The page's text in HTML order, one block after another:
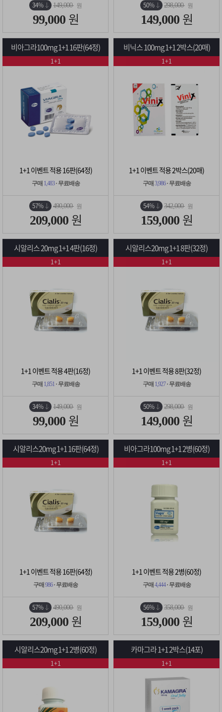
34% 149,000 원
99,000 원
50% 298,000 원
149,000 원
비아그라100mg 1+1 16판(64정)
1+1 이벤트 적용 16판(64정)
구매 1,483· 무료배송
57% 490,000 원
209,000 원
1+1
비닉스 100mg 1+1 2박스(20매)
1+1 이벤트 적용 2박스(20매)
구매 3,986· 무료배송
54% 342,000 원
159,000 원
1+1
시알리스 20mg 1+1 4판(16정)
1+1 이벤트 적용 4판(16정)
구매 1,851· 무료배송
34% 149,000 원
99,000 원
1+1
시알리스20mg 1+1 8판(32정)
1+1 이벤트 적용 8판(32정)
구매 1,927· 무료배송
50% 298,000 원
149,000 원
1+1
시알리스20mg 1+1 16판(64정)
1+1 이벤트 적용 16판(64정)
구매 986· 무료배송
57% 490,000 원
209,000 원
1+1
비아그라100mg 1+1 2병(60정)
1+1 이벤트 적용 2병(60정)
구매 4,444· 무료배송
56% 358,000 원
159,000 원
1+1
시알리스20mg 1+1 2병(60정)
1+1
카마그라 1+1 2박스(14포)
1+1